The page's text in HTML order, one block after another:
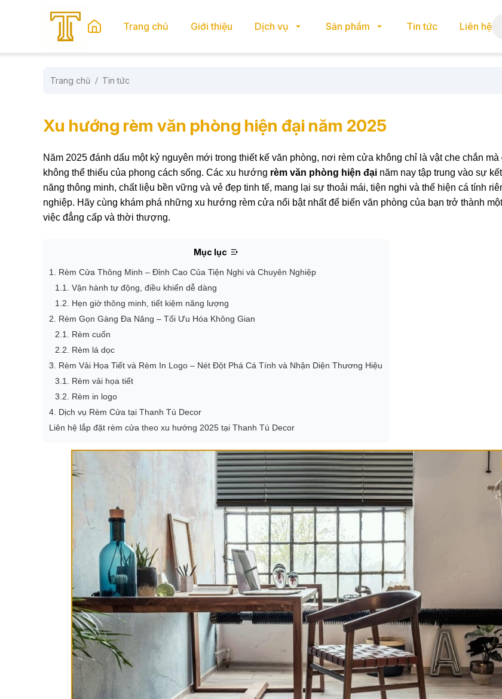
Trang chủ Giới thiệu Dịch vụ Sản phẩm Tin tức Liên hệ
Trang chủ Tin tức
Xu hướng rèm văn phòng hiện đại năm 2025
Năm 2025 đánh dấu một kỷ nguyên mới trong thiết kế văn phòng, nơi rèm cửa không chỉ là vật che chắn mà
không thể thiếu của phong cách sống. Các xu hướng rèm văn phòng hiện đại năm nay tập trung vào sự
năng thông minh, chất liệu bền vững và vẻ đẹp tinh tế, mang lại sự thoải mái, tiện nghi và thể hiện cá tính
nghiệp. Hãy cùng khám phá những xu hướng rèm cửa nổi bật nhất để biến văn phòng của bạn trở thành
việc đẳng cấp và thời thượng.
Mục lục
1. Rèm Cửa Thông Minh – Đỉnh Cao Của Tiện Nghi và Chuyên Nghiệp
1.1. Vận hành tự động, điều khiển dễ dàng
1.2. Hẹn giờ thông minh, tiết kiệm năng lượng
2. Rèm Gọn Gàng Đa Năng – Tối Ưu Hóa Không Gian
2.1. Rèm cuốn
2.2. Rèm lá dọc
3. Rèm Vải Họa Tiết và Rèm In Logo – Nét Đột Phá Cá Tính và Nhận Diện Thương Hiệu
3.1. Rèm vải họa tiết
3.2. Rèm in logo
4. Dịch vụ Rèm Cửa tại Thanh Tú Decor
Liên hệ lắp đặt rèm cửa theo xu hướng 2025 tại Thanh Tú Decor